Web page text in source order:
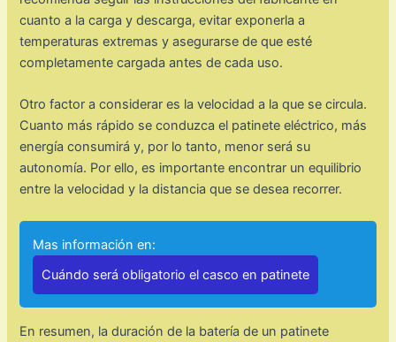
cuanto a la carga y descarga, evitar exponerla a
temperaturas extremas y asegurarse de que esté
completamente cargada antes de cada uso.
Otro factor a considerar es la velocidad a la que se circula.
Cuanto más rápido se conduzca el patinete eléctrico, más
energía consumirá y, por lo tanto, menor será su
autonomía. Por ello, es importante encontrar un equilibrio
entre la velocidad y la distancia que se desea recorrer.
Mas información en:
Cuándo será obligatorio el casco en patinete
En resumen, la duración de la batería de un patinete